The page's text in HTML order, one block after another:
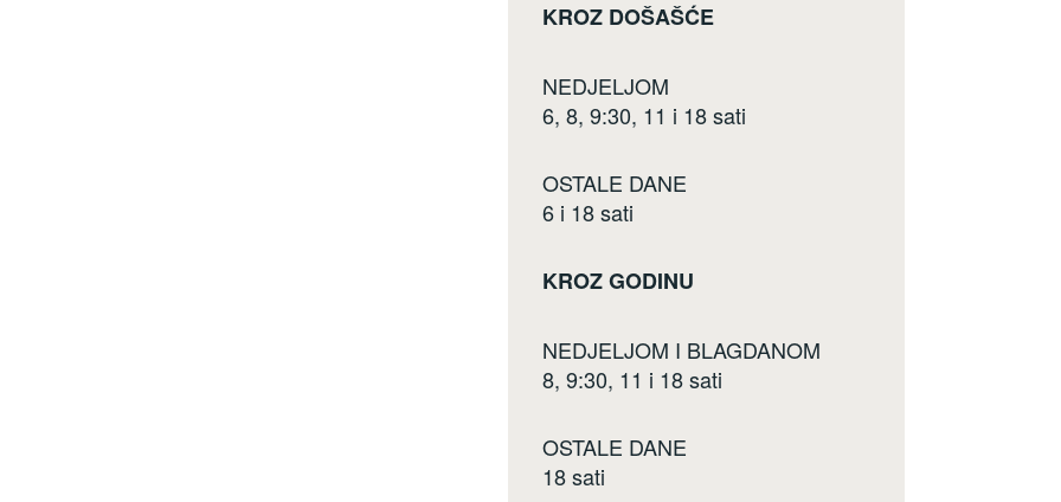
KROZ DOŠAŠĆE
NEDJELJOM
6, 8, 9:30, 11 i 18 sati
OSTALE DANE
6 i 18 sati
KROZ GODINU
NEDJELJOM I BLAGDANOM
8, 9:30, 11 i 18 sati
OSTALE DANE
18 sati